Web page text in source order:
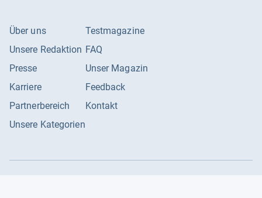
Über uns
Unsere Redaktion
Presse
Karriere
Partnerbereich
Unsere Kategorien
Testmagazine
FAQ
Unser Magazin
Feedback
Kontakt